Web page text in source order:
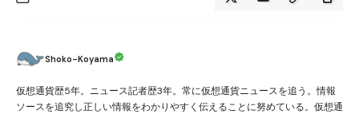
Shoko-Koyama
仮想通貨歴5年。ニュース記者歴3年。常に仮想通貨ニュースを追う。情報
ソースを追究し正しい情報をわかりやすく伝えることに努めている。仮想通